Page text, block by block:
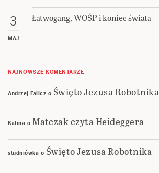
3
MAJ
Łatwogang, WOŚP i koniec świata
NAJNOWSZE KOMENTARZE
Andrzej Falicz o Święto Jezusa Robotnika
Kalina o Matczak czyta Heideggera
studniówka o Święto Jezusa Robotnika